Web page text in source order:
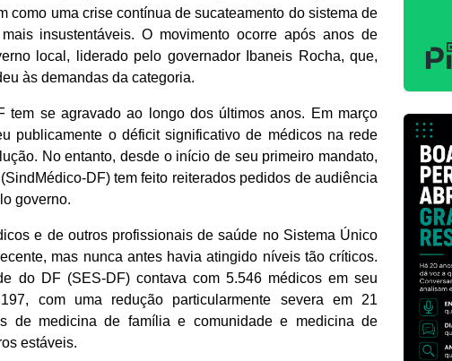
como uma crise contínua de sucateamento do sistema de
insustentáveis. O movimento ocorre após anos de
local, liderado pelo governador Ibaneis Rocha, que,
às demandas da categoria.
se agravado ao longo dos últimos anos. Em março
publicamente o déficit significativo de médicos na rede
No entanto, desde o início de seu primeiro mandato,
DF) tem feito reiterados pedidos de audiência
governo.
e de outros profissionais de saúde no Sistema Único
mas nunca antes havia atingido níveis tão críticos.
do DF (SES-DF) contava com 5.546 médicos em seu
com uma redução particularmente severa em 21
de medicina de família e comunidade e medicina de
estáveis.